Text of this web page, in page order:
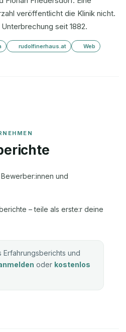
veröffentlicht die Klinik nicht.
seit 1882.
rudolfinerhaus.at Web
und
– teile als erste:r deine
Erfahrungsberichts und
oder kostenlos